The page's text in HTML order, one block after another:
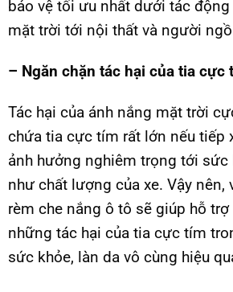
bảo vệ tối ưu nhất dưới tác động
mặt trời tới nội thất và người
– Ngăn chặn tác hại của tia cực
Tác hại của ánh nắng mặt trời
chứa tia cực tím rất lớn nếu tiếp
ảnh hưởng nghiêm trọng tới sức
như chất lượng của xe. Vậy nên,
rèm che nắng ô tô sẽ giúp hỗ
những tác hại của tia cực tím
sức khỏe, làn da vô cùng hiệu